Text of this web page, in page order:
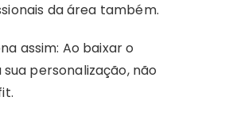
da área também.
assim: Ao baixar o
personalização, não